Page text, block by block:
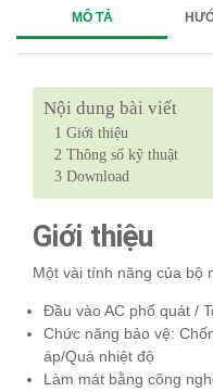
MÔ TẢ
Nội dung bài viết
1 Giới thiệu
2 Thông số kỹ thuật
3 Download
Giới thiệu
Một vài tính năng của bộ
Đầu vào AC phổ quát /
Chức năng bảo vệ:
áp/Quá nhiệt độ
Làm mát bằng công